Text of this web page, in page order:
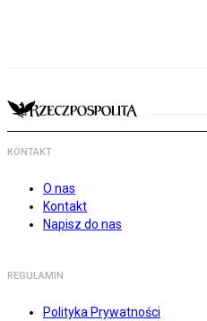
KONTAKT
O nas
Kontakt
Napisz do nas
REGULAMIN
Polityka Prywatności